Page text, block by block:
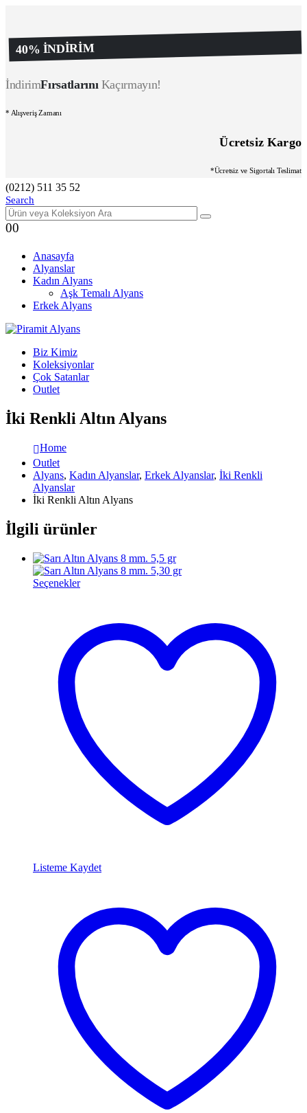
40% İNDİRİM
İndirimFırsatlarınıKaçırmayın!
* Alışveriş Zamanı
Ücretsiz Kargo
*Ücretsiz ve Sigortalı Teslimat
(0212) 511 35 52
Search
00
Anasayfa
Alyanslar
Kadın Alyans
Aşk Temalı Alyans
Erkek Alyans
Biz Kimiz
Koleksiyonlar
Çok Satanlar
Outlet
İki Renkli Altın Alyans
Home
Outlet
Alyans, Kadın Alyanslar, Erkek Alyanslar, İki Renkli
Alyanslar
İki Renkli Altın Alyans
İlgili ürünler
Seçenekler
Listeme Kaydet